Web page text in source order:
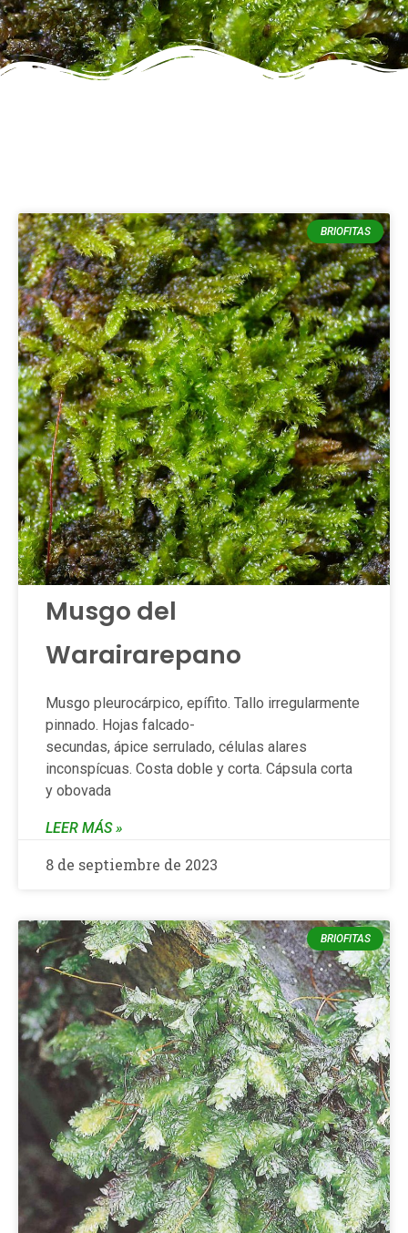
BRIOFITAS
Musgo del
Warairarepano
Musgo pleurocárpico, epífito. Tallo irregularmente
pinnado. Hojas falcado-
secundas, ápice serrulado, células alares
inconspícuas. Costa doble y corta. Cápsula corta
y obovada
LEER MÁS »
8 de septiembre de 2023
BRIOFITAS